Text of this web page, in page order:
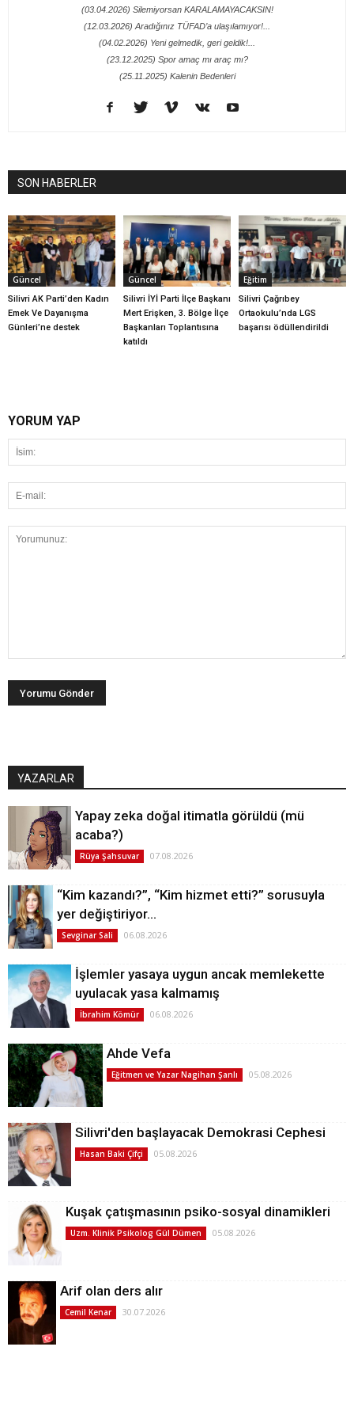
(03.04.2026) Silemiyorsan KARALAMAYACAKSIN!
(12.03.2026) Aradığınız TÜFAD’a ulaşılamıyor!...
(04.02.2026) Yeni gelmedik, geri geldik!...
(23.12.2025) Spor amaç mı araç mı?
(25.11.2025) Kalenin Bedenleri
SON HABERLER
Güncel
Silivri AK Parti’den Kadın
Emek Ve Dayanışma
Günleri’ne destek
Güncel
Silivri İYİ Parti İlçe Başkanı
Mert Erişken, 3. Bölge İlçe
Başkanları Toplantısına
katıldı
Eğitim
Silivri Çağrıbey
Ortaokulu’nda LGS
başarısı ödüllendirildi
YORUM YAP
YAZARLAR
Yapay zeka doğal itimatla görüldü (mü
acaba?)
Rüya Şahsuvar 07.08.2026
“Kim kazandı?”, “Kim hizmet etti?” sorusuyla
yer değiştiriyor…
Sevginar Sali 06.08.2026
İşlemler yasaya uygun ancak memlekette
uyulacak yasa kalmamış
İbrahim Kömür 06.08.2026
Ahde Vefa
Eğitmen ve Yazar Nagihan Şanlı 05.08.2026
Silivri'den başlayacak Demokrasi Cephesi
Hasan Baki Çifçi 05.08.2026
Kuşak çatışmasının psiko-sosyal dinamikleri
Uzm. Klinik Psikolog Gül Dümen 05.08.2026
Arif olan ders alır
Cemil Kenar 30.07.2026